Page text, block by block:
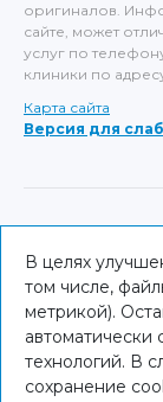
оригиналов.
сайте, может
услуг по
клиники по
Карта сайта
Версия для
© NEO Clinic —
КОНСУЛЬТАЦИЯ
В целях
том числе,
метрикой).
автоматически
технологий. В
сохранение